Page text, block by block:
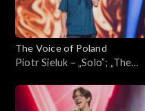
The Voice of Poland
Piotr Sieluk – „Solo”; „The
Przesłuchania w ciemno, 5
października 2024